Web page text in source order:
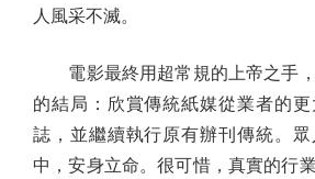
人風采不滅。
電影最終用超常規的上帝之手，
的結局：欣賞傳統紙媒從業者的
誌，並繼續執行原有辦刊傳統。
中，安身立命。很可惜，真實的行